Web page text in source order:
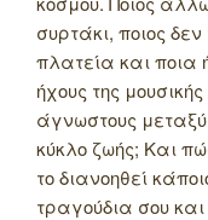
συρτάκι, ποιος
πλατεία και ποια
ήχους της
άγνωστους
κύκλο ζωής; Και
το διανοηθεί
τραγούδια σου και